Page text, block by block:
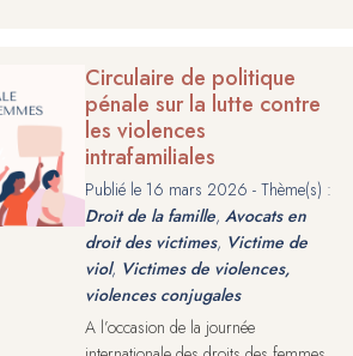
Circulaire de politique
pénale sur la lutte contre
les violences
intrafamiliales
Publié le 16 mars 2026 - Thème(s) :
Droit de la famille, Avocats en
droit des victimes, Victime de
viol, Victimes de violences,
violences conjugales
A l’occasion de la journée